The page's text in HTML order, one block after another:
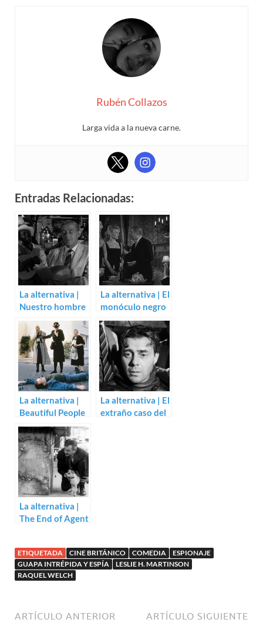
Rubén Collazos
Larga vida a la nueva carne.
Entradas Relacionadas:
La alternativa |
Nuestro hombre
en la Habana
(Carol Reed)
La alternativa | El
monóculo negro
(Georges
Lautner)
La alternativa |
Beautiful People
(Jasmin Dizdar)
La alternativa | El
extraño caso del
La alternativa |
The End of Agent
ETIQUETADA CINE BRITÁNICO COMEDIA
ESPIONAJE
GUAPA INTRÉPIDA Y ESPÍA
LESLIE H. MARTINSON
RAQUEL WELCH
ARTÍCULO ANTERIOR ARTÍCULO SIGUIENTE